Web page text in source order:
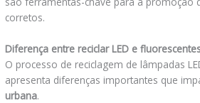
corretos.
Diferença entre reciclar LED e
O processo de reciclagem de lâmpadas
apresenta diferenças importantes que
urbana.